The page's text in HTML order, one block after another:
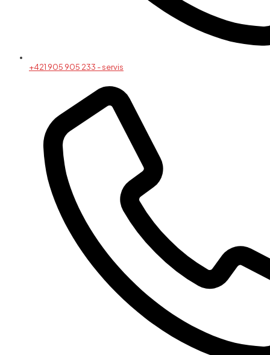
+421 905 905 233 - servis